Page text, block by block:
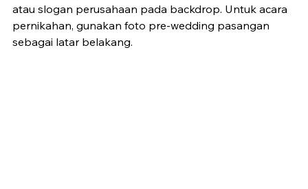
atau slogan perusahaan pada backdrop. Untuk acara
pernikahan, gunakan foto pre-wedding pasangan
sebagai latar belakang.